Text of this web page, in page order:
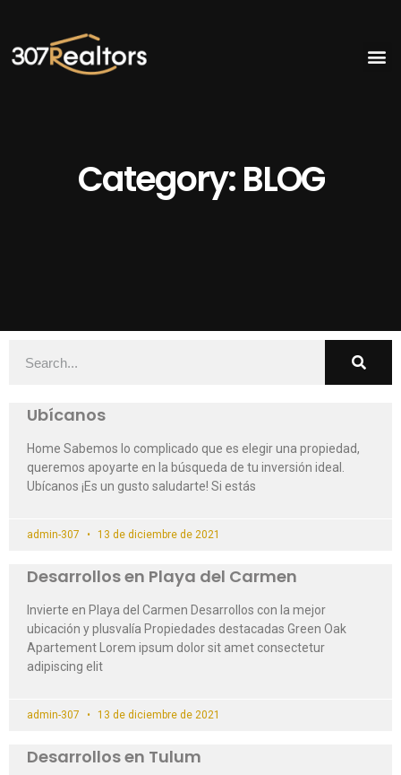
Category: BLOG
Ubícanos
Home Sabemos lo complicado que es elegir una propiedad,
queremos apoyarte en la búsqueda de tu inversión ideal.
Ubícanos ¡Es un gusto saludarte! Si estás
admin-307 13 de diciembre de 2021
Desarrollos en Playa del Carmen
Invierte en Playa del Carmen Desarrollos con la mejor
ubicación y plusvalía Propiedades destacadas Green Oak
Apartement Lorem ipsum dolor sit amet consectetur
adipiscing elit
admin-307 13 de diciembre de 2021
Desarrollos en Tulum